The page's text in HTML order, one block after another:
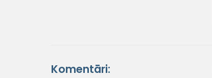
Komentāri: